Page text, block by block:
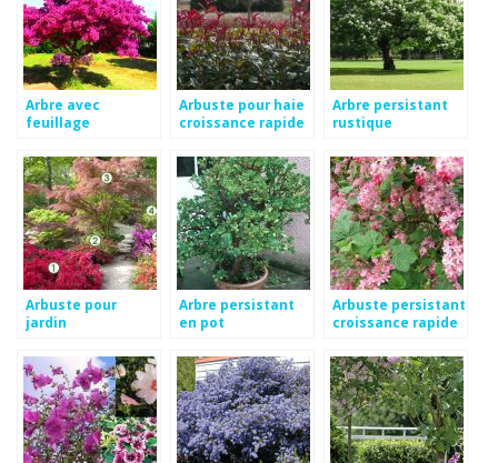
Arbre avec
feuillage
Arbuste pour haie
croissance rapide
Arbre persistant
rustique
Arbuste pour
jardin
Arbre persistant
en pot
Arbuste persistant
croissance rapide